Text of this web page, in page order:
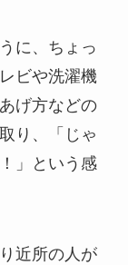
に、ちょっ
ビや洗濯機
げ方などの
り、「じゃ
」という感
近所の人が